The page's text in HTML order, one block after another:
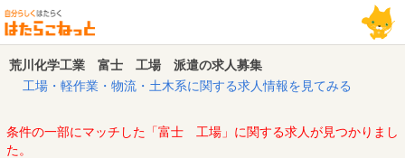
荒川化学工業 富士 工場 派遣の求人募集
工場・軽作業・物流・土木系に関する求人情報を見てみる
条件の一部にマッチした「富士 工場」に関する求人が見つかりまし
た。